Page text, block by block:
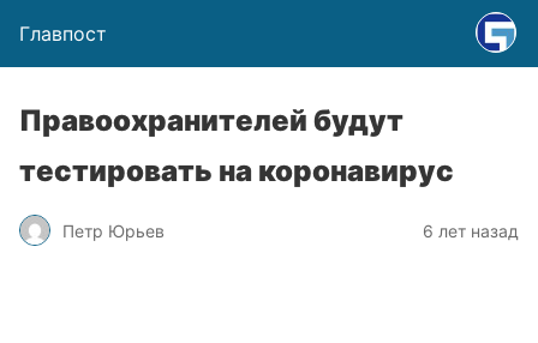
Главпост
Правоохранителей будут
тестировать на коронавирус
Петр Юрьев 6 лет назад